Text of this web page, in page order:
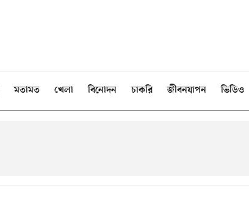
মতামত খেলা বিনোদন চাকরি জীবনযাপন ভিডিও